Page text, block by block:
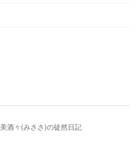
美酒々(みささ)の徒然日記